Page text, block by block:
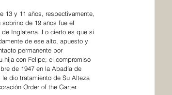
13 y 11 años, respectivamente,
de 19 años fue el
Inglaterra. Lo cierto es que si
de ese alto, apuesto y
permanente por
hija con Felipe; el compromiso
de 1947 en la Abadía de
le dio tratamiento de Su Alteza
Order of the Garter.